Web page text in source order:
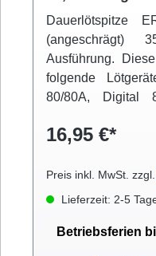
Dauerlötspitze
(angeschrägt)
Ausführung.
folgende
80/80A, Digital
(mit Powertool),
16,95 €*
Preis inkl. MwSt. zzgl.
Lieferzeit: 2-5
Betriebsferien